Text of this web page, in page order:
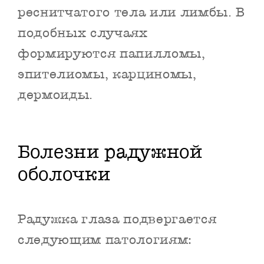
реснитчатого тела или лимбы. В
подобных случаях
формируются папилломы,
эпителиомы, карциномы,
дермоиды.
Болезни радужной
оболочки
Радужка глаза подвергается
следующим патологиям: